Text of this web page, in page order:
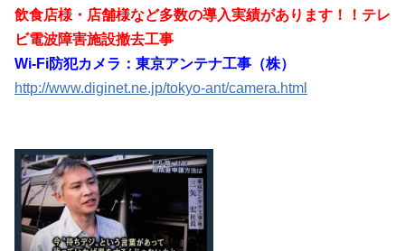
飲食店様・店舗様など多数の導入実績があります！！ テレ
ビ電波障害施設撤去工事
Wi-Fi防犯カメラ：東京アンテナ工事（株）
http://www.diginet.ne.jp/tokyo-ant/camera.html